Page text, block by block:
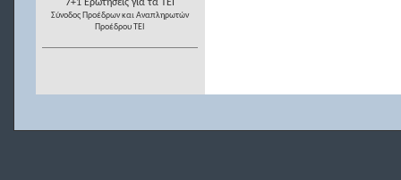
7+1 Ερωτήσεις για τα ΤΕΙ
Σύνοδος Προέδρων και Αναπληρωτών
Προέδρου ΤΕΙ